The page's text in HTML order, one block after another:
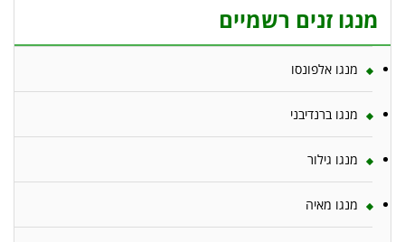
מנגו זנים רשמיים
מנגו אלפונסו
מנגו ברנדיבני
מנגו גילור
מנגו מאיה